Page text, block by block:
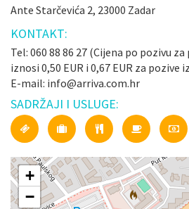
Ante Starčevića 2, 23000 Zadar
KONTAKT:
Tel: 060 88 86 27 (Cijena po pozivu
iznosi 0,50 EUR i 0,67 EUR za pozive
E-mail: info@arriva.com.hr
SADRŽAJI I USLUGE:
+
−